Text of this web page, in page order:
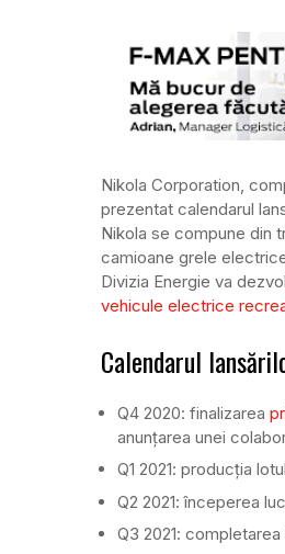
Nikola Corporation,
prezentat calendarul
Nikola se compune din
camioane grele
Divizia Energie va
vehicule electrice
Calendarul
Q4 2020: finalizarea
anunțarea unei
Q1 2021: producția
Q2 2021: începerea
Q3 2021: